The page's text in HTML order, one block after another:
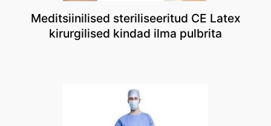
Meditsiinilised steriliseeritud CE Latex
kirurgilised kindad ilma pulbrita